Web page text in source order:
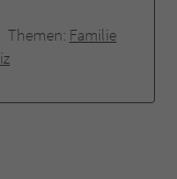
Themen: Familie